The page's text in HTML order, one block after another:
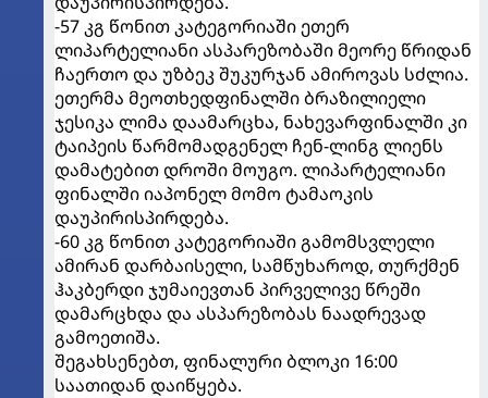
-57 კგ წონით კატეგორიაში ეთერ
ლიპარტელიანი ასპარეზობაში მეორე წრიდან
ჩაერთო და უზბეკ შუკურჯან ამიროვას სძლია.
ეთერმა მეოთხედფინალში ბრაზილიელი
ჯესიკა ლიმა დაამარცხა, ნახევარფინალში კი
ტაიპეის წარმომადგენელ ჩენ-ლინგ ლიენს
დამატებით დროში მოუგო. ლიპარტელიანი
ფინალში იაპონელ მომო ტამაოკის
დაუპირისპირდება.
-60 კგ წონით კატეგორიაში გამომსვლელი
ამირან დარბაისელი, სამწუხაროდ, თურქმენ
ჰაკბერდი ჯუმაიევთან პირველივე წრეში
დამარცხდა და ასპარეზობას ნაადრევად
გამოეთიშა.
შეგახსენებთ, ფინალური ბლოკი 16:00
საათიდან დაიწყება.